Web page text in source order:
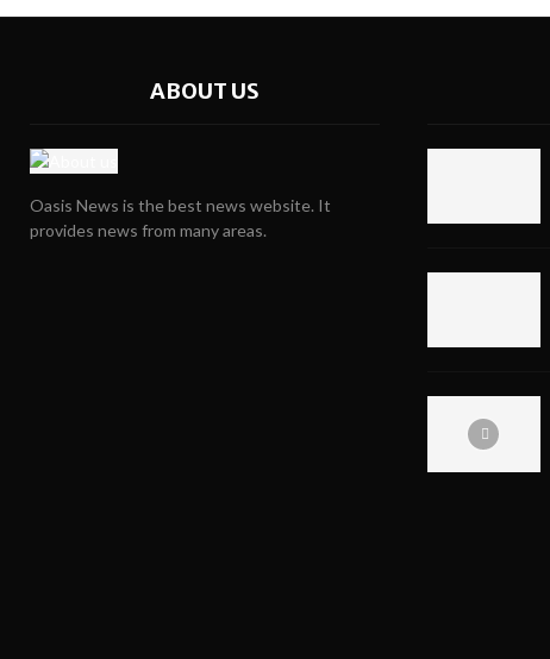
ABOUT US
Oasis News is the best news website. It
provides news from many areas.